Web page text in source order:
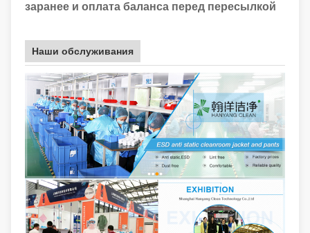
заранее и оплата баланса перед пересылкой
Наши обслуживания